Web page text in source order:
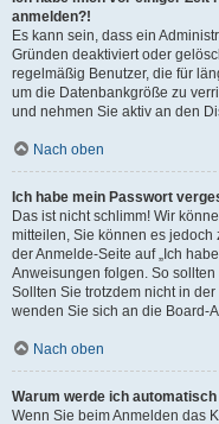
anmelden?!
Es kann sein, dass ein
Gründen deaktiviert oder
regelmäßig Benutzer, die für
um die Datenbankgröße zu
und nehmen Sie aktiv an den
Nach oben
Ich habe mein Passwort
Das ist nicht schlimm! Wir
mitteilen, Sie können es
der Anmelde-Seite auf „Ich
Anweisungen folgen. So
Sollten Sie trotzdem nicht in
wenden Sie sich an die Board-
Nach oben
Warum werde ich
Wenn Sie beim Anmelden das